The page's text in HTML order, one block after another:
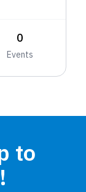
0
Events
to